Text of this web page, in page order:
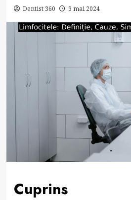
Dentist 360 3 mai 2024
Cuprins